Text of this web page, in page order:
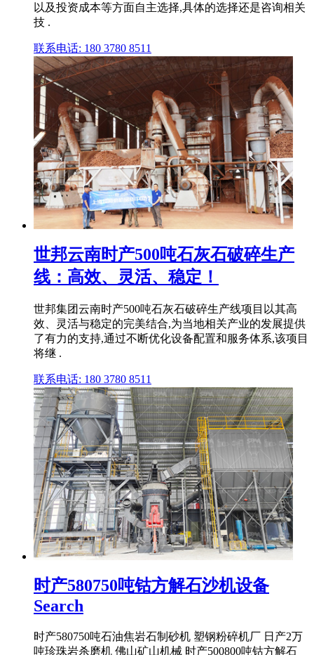
以及投资成本等方面自主选择,具体的选择还是咨询相关
技 .
联系电话: 180 3780 8511
世邦云南时产500吨石灰石破碎生产
线：高效、灵活、稳定！
世邦集团云南时产500吨石灰石破碎生产线项目以其高
效、灵活与稳定的完美结合,为当地相关产业的发展提供
了有力的支持,通过不断优化设备配置和服务体系,该项目
将继 .
联系电话: 180 3780 8511
时产580750吨钴方解石沙机设备
Search
时产580750吨石油焦岩石制砂机 塑钢粉碎机厂 日产2万
吨珍珠岩杀磨机 佛山矿山机械 时产500800吨钴方解石